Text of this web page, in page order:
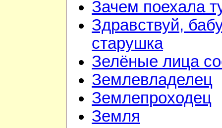
Зачем поехала
Здравствуй,
старушка
Зелёные лица
Землевладелец
Землепроходец
Земля